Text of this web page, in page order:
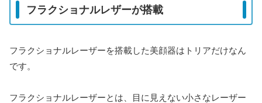
フラクショナルレザーが搭載
フラクショナルレーザーを搭載した美顔器はトリアだけなん
です。
フラクショナルレーザーとは、目に見えない小さなレーザー